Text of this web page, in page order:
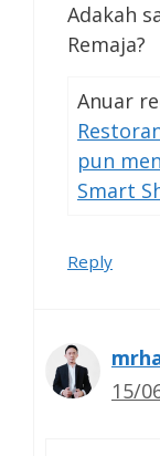
Adakah
Remaja?
Anuar
pun
Smart
Reply
15/